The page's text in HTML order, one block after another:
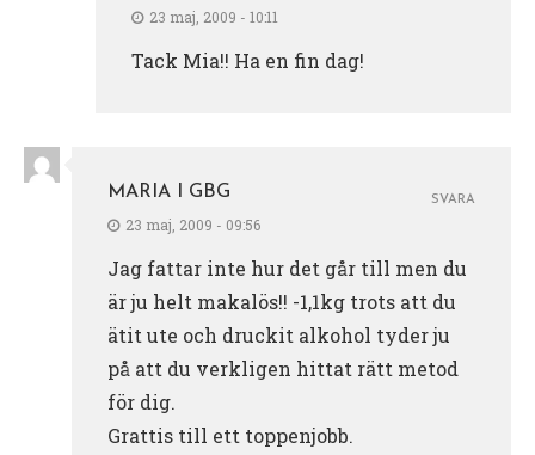
23 maj, 2009 - 10:11
Tack Mia!! Ha en fin dag!
MARIA I GBG
23 maj, 2009 - 09:56
Jag fattar inte hur det går till men du
är ju helt makalös!! -1,1kg trots att du
ätit ute och druckit alkohol tyder ju
på att du verkligen hittat rätt metod
för dig.
Grattis till ett toppenjobb.
SVARA